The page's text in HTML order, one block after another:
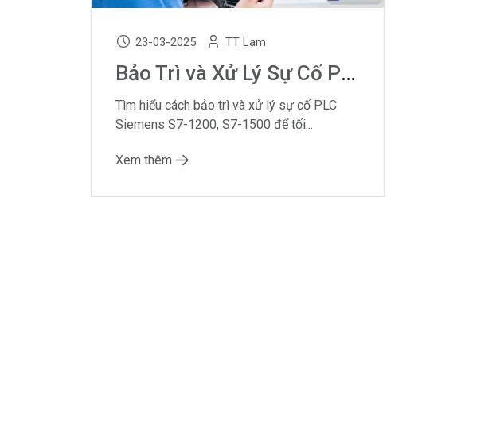
23-03-2025 TT Lam
Bảo Trì và Xử Lý Sự Cố PLC Siemens: Hướng Dẫn Chi Tiết và Mẹo Hữu Ích
Tìm hiểu cách bảo trì và xử lý sự cố PLC
Siemens S7-1200, S7-1500 để tối...
Xem thêm